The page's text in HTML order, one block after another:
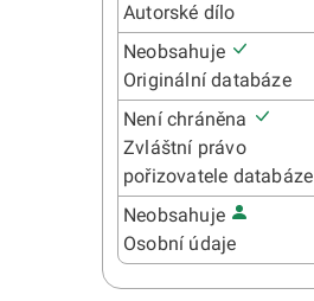
Autorské dílo
Neobsahuje
Originální databáze
Není chráněna
Zvláštní právo
pořizovatele databáze
Neobsahuje
Osobní údaje